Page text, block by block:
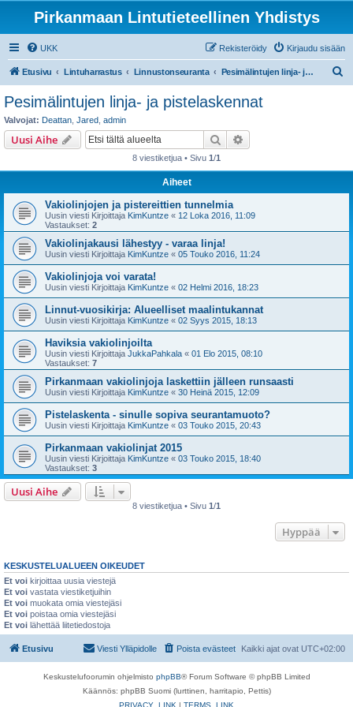
Pirkanmaan Lintutieteellinen Yhdistys
UKK Kirjaudu sisään
Rekisteröidy
Etusivu Lintuharrastus Linnustonseuranta Pesimälintujen linja- ja pistelaskennat
Pesimälintujen linja- ja pistelaskennat
Valvojat: Deattan Jared admin
Uusi Aihe Etsi
8 viestiketjua • Sivu 1/1
Aiheet
Vakiolinjojen ja pistereittien tunnelmia
Uusin viesti Kirjoittaja KimKuntze « 12 Loka 2016, 11:09
Vastaukset: 2
Vakiolinjakausi lähestyy - varaa linja!
Uusin viesti Kirjoittaja KimKuntze « 05 Touko 2016, 11:24
Vakiolinjoja voi varata!
Uusin viesti Kirjoittaja KimKuntze « 02 Helmi 2016, 18:23
Linnut-vuosikirja: Alueelliset maalintukannat
Uusin viesti Kirjoittaja KimKuntze « 02 Syys 2015, 18:13
Haviksia vakiolinjoilta
Uusin viesti Kirjoittaja JukkaPahkala « 01 Elo 2015, 08:10
Vastaukset: 7
Pirkanmaan vakiolinjoja laskettiin jälleen runsaasti
Uusin viesti Kirjoittaja KimKuntze « 30 Heinä 2015, 12:09
Pistelaskenta - sinulle sopiva seurantamuoto?
Uusin viesti Kirjoittaja KimKuntze « 03 Touko 2015, 20:43
Pirkanmaan vakiolinjat 2015
Uusin viesti Kirjoittaja KimKuntze « 03 Touko 2015, 18:40
Vastaukset: 3
Uusi Aihe
8 viestiketjua • Sivu 1/1
Hyppää
KESKUSTELUALUEEN OIKEUDET
Et voi kirjoittaa uusia viestejä
Et voi vastata viestiketjuihin
Et voi muokata omia viestejäsi
Et voi poistaa omia viestejäsi
Et voi lähettää liitetiedostoja
Etusivu Kaikki ajat ovat UTC+02:00
Poista evästeet
Viesti Ylläpidolle
Keskustelufoorumin ohjelmisto phpBB® Forum Software © phpBB Limited
Käännös: phpBB Suomi (lurttinen, harritapio, Pettis)
PRIVACY_LINK | TERMS_LINK